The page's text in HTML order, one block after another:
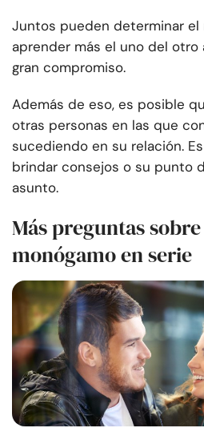
Juntos pueden determinar
aprender más el uno del otro
gran compromiso.
Además de eso, es posible
otras personas en las que
sucediendo en su relación.
brindar consejos o su punto
asunto.
Más preguntas
monógamo en serie